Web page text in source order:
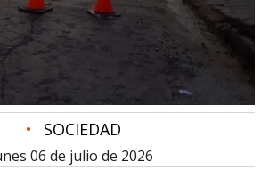
• SOCIEDAD
06 de julio de 2026